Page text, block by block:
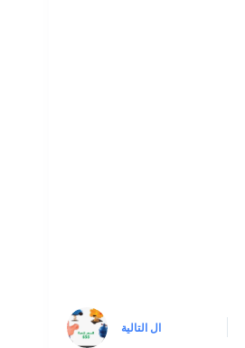
ال التالية